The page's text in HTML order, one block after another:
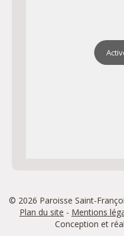
© 2026 Paroisse Saint-
Plan du site - Mentions
Conception et